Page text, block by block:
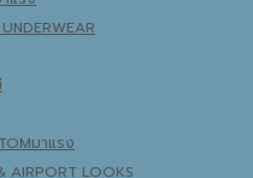
AIRPORT LOOKS